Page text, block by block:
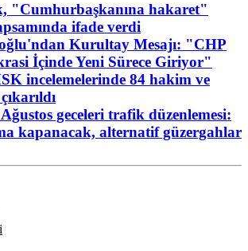
"Cumhurbaşkanına hakaret"
ifade verdi
Kurultay Mesajı: "CHP
İçinde Yeni Sürece Giriyor"
incelemelerinde 84 hakim ve
geceleri trafik düzenlemesi:
kapanacak, alternatif güzergahlar